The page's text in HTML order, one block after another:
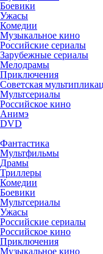
Боевики
Ужасы
Комедии
Музыкальное кино
Российские сериалы
Зарубежные сериалы
Мелодрамы
Приключения
Советская
Мультсериалы
Российское кино
Анимэ
DVD
Фантастика
Мультфильмы
Драмы
Триллеры
Комедии
Боевики
Мультсериалы
Ужасы
Российские сериалы
Российское кино
Приключения
Музыкальное кино